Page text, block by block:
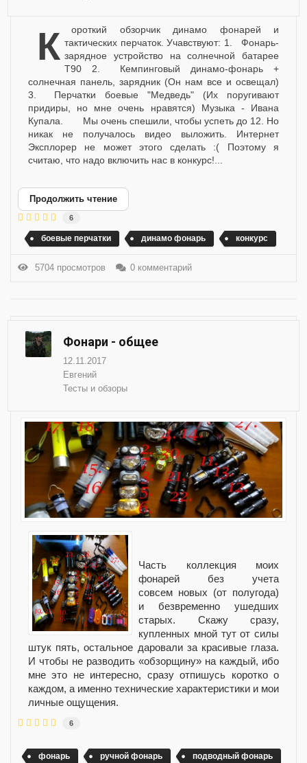
Короткий обзорчик динамо фонарей и тактических перчаток. Учавствуют: 1. Фонарь-
зарядное устройство на солнечной батарее
T90 2. Кемпинговый динамо-фонарь +
солнечная панель, зарядник (Он нам все и освещал)
3. Перчатки боевые "Медведь" (Их поругивают
придиры, но мне очень нравятся) Музыка - Ивана
Купала. Мы очень спешили, чтобы успеть до 12. Но
никак не получалось видео выложить. Интернет
Эксплорер не может этого сделать :( Поэтому я
считаю, что надо включить нас в конкурс!...
Продолжить чтение
6
боевые перчатки динамо фонарь конкурс
5704 просмотров 0 комментарий
Фонари - общее
12.11.2017
Евгений
Тесты и обзоры
Часть коллекция моих
фонарей без учета
совсем новых (от полугода)
и безвременно ушедших
старых. Скажу сразу,
купленных мной тут от силы
штук пять, остальное даровали за красивые глаза.
И чтобы не разводить «обзорщину» на каждый, ибо
мне это не интересно, сразу отпишусь коротко о
каждом, а именно технические характеристики и мои
личные ощущения.
6
фонарь ручной фонарь
подводный фонарь